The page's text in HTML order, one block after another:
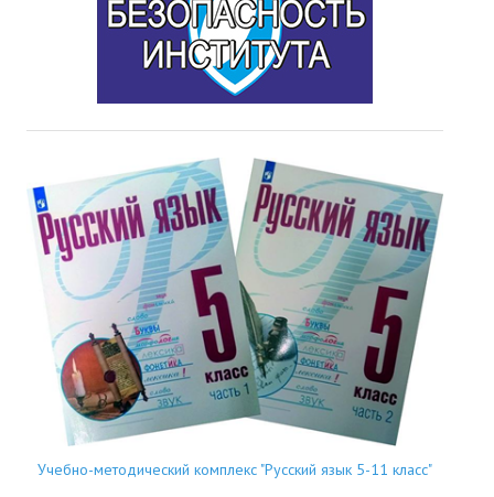
Учебно-методический комплекс "Русский язык 5-11 класс"